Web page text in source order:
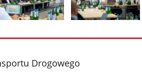
galerii.
Drogowego